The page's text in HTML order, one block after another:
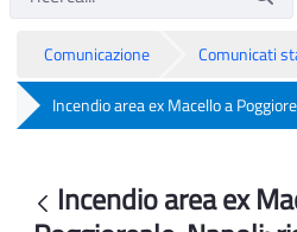
Comunicazione Comunicati
Incendio area ex Macello a
Indietro
Incendio area ex